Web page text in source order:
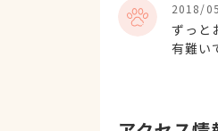
2018/
ずっと
有難い